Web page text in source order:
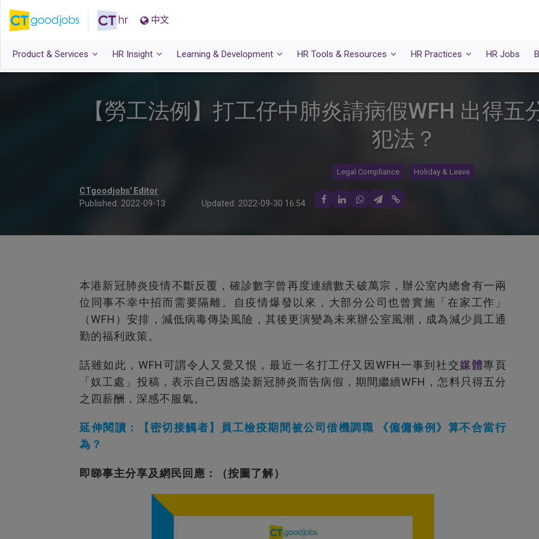
中文
Product & Services HR Insight Learning & Development HR Tools & Resources HR Practices HR Jobs
【勞工法例】打工仔中肺炎請病假WFH 出得五
犯法？
Legal Compliance Holiday & Leave
CTgoodjobs' Editor
Published: 2022-09-13 Updated: 2022-09-30 16:54
本港新冠肺炎疫情不斷反覆，確診數字曾再度連續數天破萬宗，辦公室內總會有一兩
位同事不幸中招而需要隔離。自疫情爆發以來，大部分公司也曾實施「在家工作」
（WFH）安排，減低病毒傳染風險，其後更演變為未來辦公室風潮，成為減少員工通
勤的福利政策。
話雖如此，WFH可謂令人又愛又恨，最近一名打工仔又因WFH一事到社交媒體專頁
「奴工處」投稿，表示自己因感染新冠肺炎而告病假，期間繼續WFH，怎料只得五分
之四薪酬，深感不服氣。
延伸閱讀：【密切接觸者】員工檢疫期間被公司借機調職 《僱傭條例》算不合當行
為？
即睇事主分享及網民回應：（按圖了解）